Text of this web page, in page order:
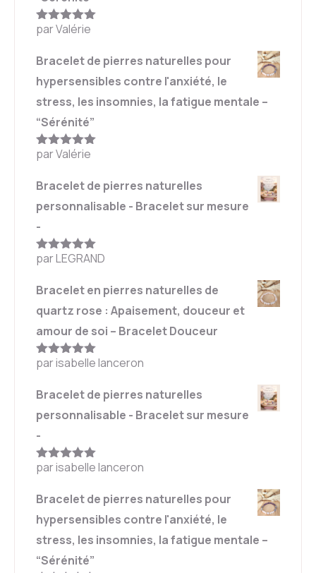
Note5sur
par Valérie
Bracelet de pierres naturelles pour
hypersensibles contre l'anxiété, le
stress, les insomnies, la fatigue mentale –
“Sérénité”
Note5sur
par Valérie
Bracelet de pierres naturelles
personnalisable - Bracelet sur mesure
-
Note5sur
par LEGRAND
Bracelet en pierres naturelles de
quartz rose : Apaisement, douceur et
amour de soi – Bracelet Douceur
Note5sur
par isabelle lanceron
Bracelet de pierres naturelles
personnalisable - Bracelet sur mesure
-
Note5sur
par isabelle lanceron
Bracelet de pierres naturelles pour
hypersensibles contre l'anxiété, le
stress, les insomnies, la fatigue mentale –
“Sérénité”